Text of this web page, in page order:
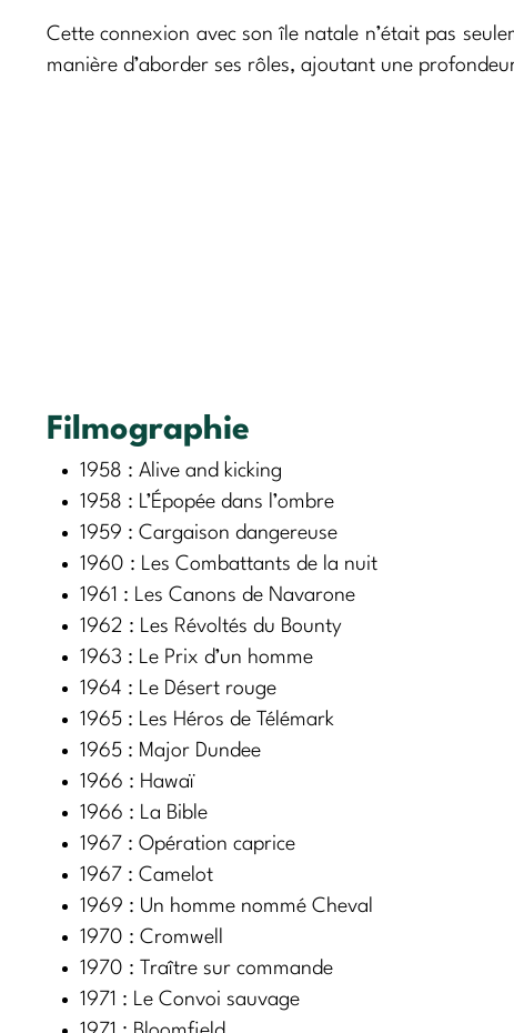
Cette connexion avec son île natale n’était pas
manière d’aborder ses rôles, ajoutant une
Filmographie
1958 : Alive and kicking
1958 : L’Épopée dans l’ombre
1959 : Cargaison dangereuse
1960 : Les Combattants de la nuit
1961 : Les Canons de Navarone
1962 : Les Révoltés du Bounty
1963 : Le Prix d’un homme
1964 : Le Désert rouge
1965 : Les Héros de Télémark
1965 : Major Dundee
1966 : Hawaï
1966 : La Bible
1967 : Opération caprice
1967 : Camelot
1969 : Un homme nommé Cheval
1970 : Cromwell
1970 : Traître sur commande
1971 : Le Convoi sauvage